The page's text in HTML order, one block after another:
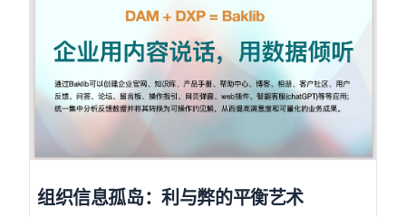
组织信息孤岛：利与弊的平衡艺术